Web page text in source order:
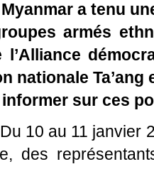
Myanmar a tenu
armés
l’Alliance
nationale Ta’ang
sur ces
10 au 11 janvier
des